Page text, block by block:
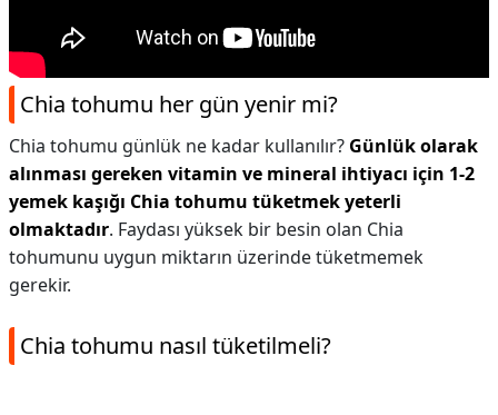
Chia tohumu her gün yenir mi?
Chia tohumu günlük ne kadar kullanılır? Günlük olarak
alınması gereken vitamin ve mineral ihtiyacı için 1-2
yemek kaşığı Chia tohumu tüketmek yeterli
olmaktadır. Faydası yüksek bir besin olan Chia
tohumunu uygun miktarın üzerinde tüketmemek
gerekir.
Chia tohumu nasıl tüketilmeli?